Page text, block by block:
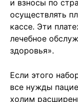
и взносы по
осуществлять
кассе. Эти
лечебное
здоровья».
Если этого
все нужды
холим